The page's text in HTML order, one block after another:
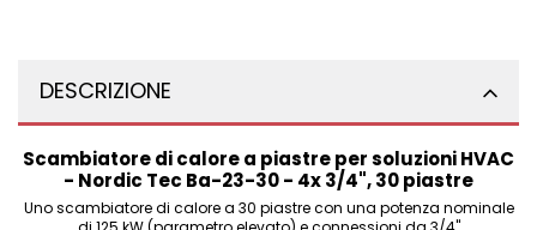
DESCRIZIONE
Scambiatore di calore a piastre per soluzioni HVAC
- Nordic Tec Ba-23-30 - 4x 3/4", 30 piastre
Uno scambiatore di calore a 30 piastre con una potenza nominale